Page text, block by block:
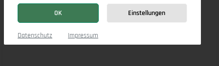
Marco LO Medium R
Bildergalerie überspringen
OK Einstellungen
Datenschutz Impressum